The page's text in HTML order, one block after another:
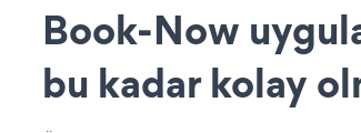
Book-Now
bu kadar kolay